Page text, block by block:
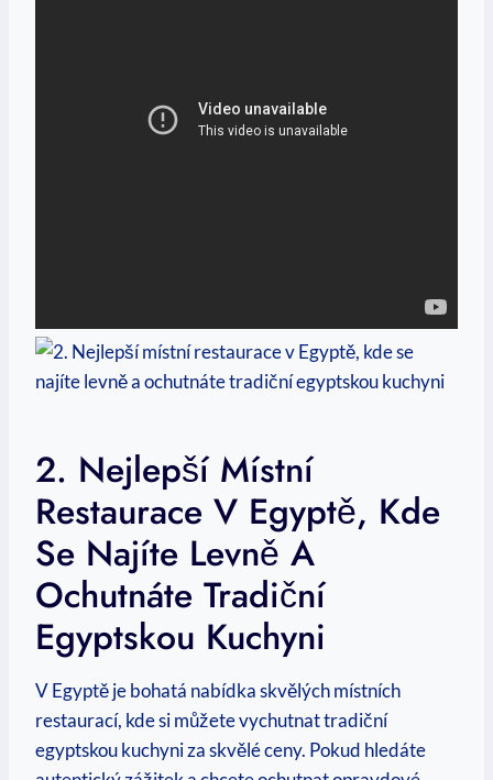
2. Nejlepší Místní⁤
Restaurace⁢ V Egyptě, Kde
⁣se ‍najíte Levně A
Ochutnáte Tradiční
Egyptskou Kuchyni
V Egyptě je bohatá nabídka‌ skvělých místních
restaurací, ​kde si můžete vychutnat tradiční
egyptskou ⁢kuchyni za skvělé ⁤ceny. Pokud hledáte